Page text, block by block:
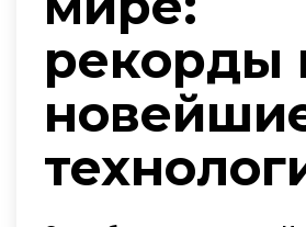
рекорды